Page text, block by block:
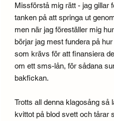
Missförstå mig rätt - jag gillar
tanken på att springa ut
men när jag föreställer mig
börjar jag mest fundera på
som krävs för att finansiera
om ett sms-lån, för sådana
bakfickan.
Trotts all denna klagosång så
kvittot på blod svett och tårar